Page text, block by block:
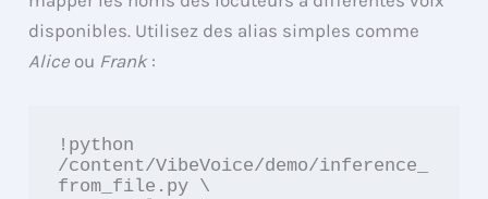
disponibles. Utilisez des alias simples comme
Alice ou Frank :
!python
/content/VibeVoice/demo/inference_
from_file.py \